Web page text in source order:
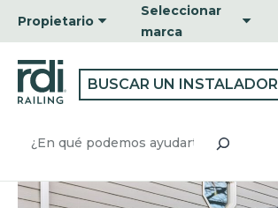
Propietario
Seleccionar
marca
BUSCAR UN INSTALADOR